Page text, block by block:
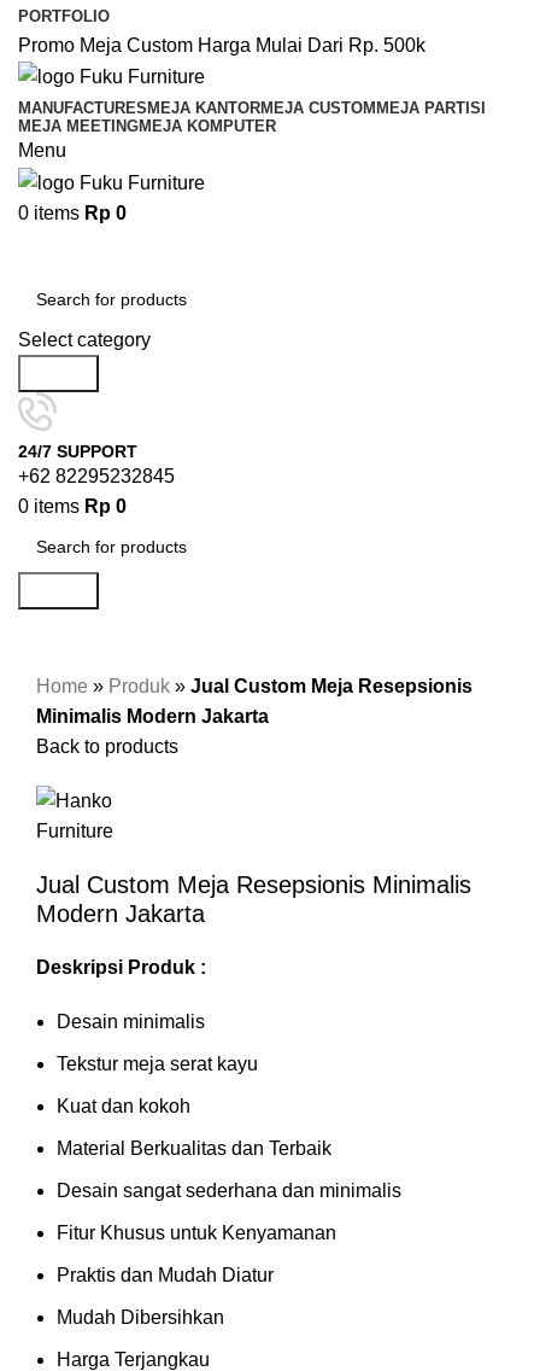
PORTFOLIO
Promo Meja Custom Harga Mulai Dari Rp. 500k
MANUFACTURES MEJA KANTORMEJA CUSTOM MEJA PARTISI
MEJA MEETINGMEJA KOMPUTER
Menu
0 items Rp 0
Select category
24/7 SUPPORT
+62 82295232845
0 items Rp 0
Home » Produk » Jual Custom Meja Resepsionis
Minimalis Modern Jakarta
Back to products
Jual Custom Meja Resepsionis Minimalis
Modern Jakarta
Deskripsi Produk :
Desain minimalis
Tekstur meja serat kayu
Kuat dan kokoh
Material Berkualitas dan Terbaik
Desain sangat sederhana dan minimalis
Fitur Khusus untuk Kenyamanan
Praktis dan Mudah Diatur
Mudah Dibersihkan
Harga Terjangkau